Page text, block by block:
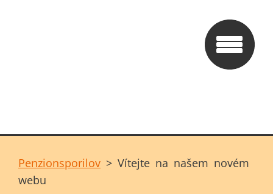
Penzionsporilov > Vítejte na našem novém
webu